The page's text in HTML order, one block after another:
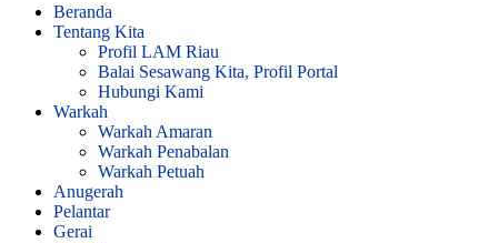
Beranda
Tentang Kita
Profil LAM Riau
Balai Sesawang Kita, Profil Portal
Hubungi Kami
Warkah
Warkah Amaran
Warkah Penabalan
Warkah Petuah
Anugerah
Pelantar
Gerai